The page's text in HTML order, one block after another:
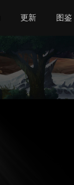
更新 图鉴